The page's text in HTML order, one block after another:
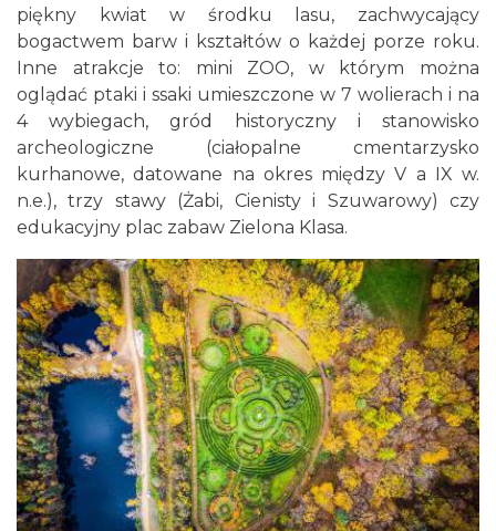
piękny kwiat w środku lasu, zachwycający
bogactwem barw i kształtów o każdej porze roku.
Inne atrakcje to: mini ZOO, w którym można
oglądać ptaki i ssaki umieszczone w 7 wolierach i na
4 wybiegach, gród historyczny i stanowisko
archeologiczne (ciałopalne cmentarzysko
kurhanowe, datowane na okres między V a IX w.
n.e.), trzy stawy (Żabi, Cienisty i Szuwarowy) czy
edukacyjny plac zabaw Zielona Klasa.